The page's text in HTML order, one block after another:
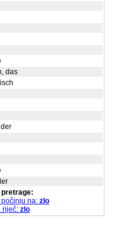
das
na: zlo
riječ: zlo